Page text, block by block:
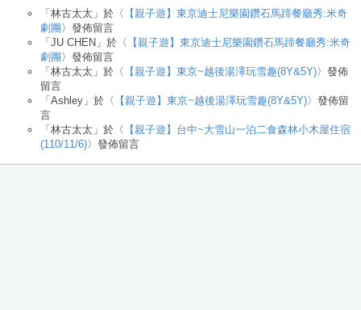
「 林古太太 」於〈
【親子遊】東京迪士尼樂園鑽石馬蹄餐廳秀:米奇
劇團 〉發佈留言
「 JU CHEN 」於〈
【親子遊】東京迪士尼樂園鑽石馬蹄餐廳秀:米奇
劇團 〉發佈留言
「 林古太太 」於〈 【親子遊】東京~越後湯澤玩雪趣(8Y&5Y)〉發佈
留言
「 Ashley 」於〈 【親子遊】東京~越後湯澤玩雪趣(8Y&5Y)〉發佈留
言
「 林古太太 」於〈
【親子遊】台中~大雪山一泊二食森林小木屋住宿
(110/11/6)〉發佈留言